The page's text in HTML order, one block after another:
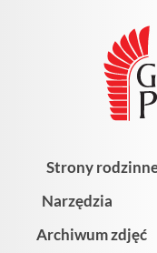
Strony
Narzędzia
Archiwum zdjęć